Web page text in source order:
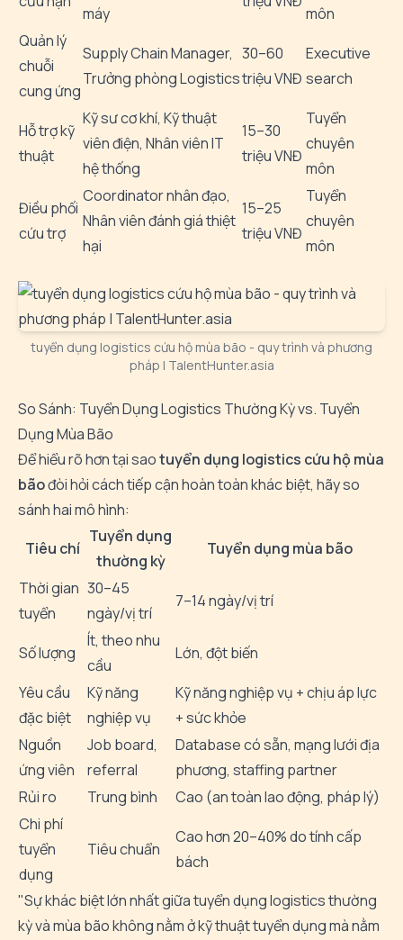
máy
môn
Quản lý
chuỗi
cung ứng
Supply Chain Manager,
Trưởng phòng Logistics
30–60
triệu VNĐ
Executive
search
Hỗ trợ kỹ
thuật
Kỹ sư cơ khí, Kỹ thuật
viên điện, Nhân viên IT
hệ thống
15–30
triệu VNĐ
Tuyển
chuyên
môn
Điều phối
cứu trợ
Coordinator nhân đạo,
Nhân viên đánh giá thiệt
hại
15–25
triệu VNĐ
Tuyển
chuyên
môn
tuyển dụng logistics cứu hộ mùa bão - quy trình và phương
pháp | TalentHunter.asia
So Sánh: Tuyển Dụng Logistics Thường Kỳ vs. Tuyển
Dụng Mùa Bão
Để hiểu rõ hơn tại saotuyển dụng logistics cứu hộ mùa
bãođòi hỏi cách tiếp cận hoàn toàn khác biệt, hãy so
sánh hai mô hình:
Tiêu chí
Tuyển dụng
thường kỳ
Tuyển dụng mùa bão
Thời gian
tuyển
30–45
ngày/vị trí
7–14 ngày/vị trí
Số lượng
Ít, theo nhu
cầu
Lớn, đột biến
Yêu cầu
đặc biệt
Kỹ năng
nghiệp vụ
Kỹ năng nghiệp vụ + chịu áp lực
+ sức khỏe
Nguồn
ứng viên
Job board,
referral
Database có sẵn, mạng lưới địa
phương, staffing partner
Rủi ro
Trung bình
Cao (an toàn lao động, pháp lý)
Chi phí
tuyển
dụng
Tiêu chuẩn
Cao hơn 20–40% do tính cấp
bách
"Sự khác biệt lớn nhất giữa tuyển dụng logistics thường
kỳ và mùa bão không nằm ở kỹ thuật tuyển dụng mà nằm